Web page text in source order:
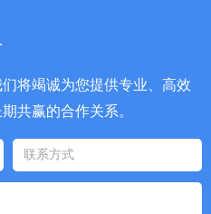
将竭诚为您提供专业、高效
共赢的合作关系。